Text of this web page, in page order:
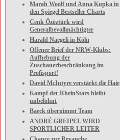
Marah Woolf und Anna Kupka in
den Spiegel Bestseller Charts
Cenk Özöztürk wird
Generalbevollmächtigter
Harald Naegeli in Köln
Offener Brief der NRW-Klubs:
Aufhebung der
Zuschauerbeschränkung im
Profisport!
David McIntyre verstärkt die Haie
Kampf der RheinStars bleibt
unbelohnt
Baeck übernimmt Team
ANDRÉ GREIPEL WIRD
SPORTLICHER LEITER